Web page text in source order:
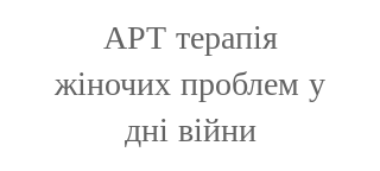
АРТ терапія
жіночих проблем у
дні війни